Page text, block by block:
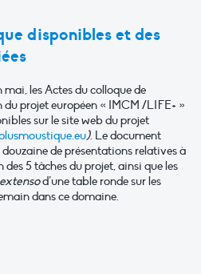
disponibles et des
mai, les Actes du colloque de
projet européen « IMCM /LIFE+ »
sur le site web du projet
). Le document
douzaine de présentations relatives à
des 5 tâches du projet, ainsi que les
d’une table ronde sur les
dans ce domaine.